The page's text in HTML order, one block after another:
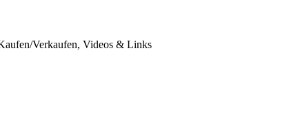
Verkaufen, Videos & Links